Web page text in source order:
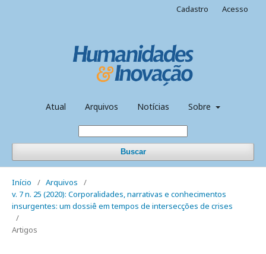
Atual Arquivos Notícias Sobre
Buscar
Cadastro Acesso
Início / Arquivos
/
v. 7 n. 25 (2020): Corporalidades, narrativas e conhecimentos
insurgentes: um dossiê em tempos de intersecções de crises
/
Artigos